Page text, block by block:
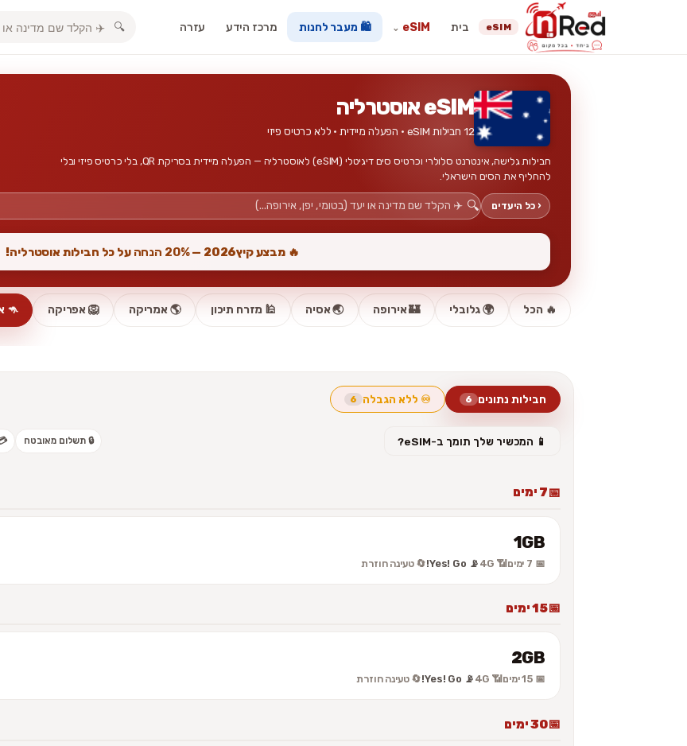
eSIM בית eSIM
⌄ 🛍️ מעבר לחנות מרכז הידע עזרה 🔍
eSIM אוסטרליה
12 חבילות eSIM · הפעלה מיידית · ללא כרטיס פיזי
חבילות גלישה, אינטרנט סלולרי וכרטיס סים דיגיטלי (eSIM) לאוסטרליה — הפעלה מיידית בסריקת QR, בלי כרטיס פיזי ובלי
להחליף את הסים הישראלי.
‹ כל היעדים 🔍
🔥 מבצע קיץ2026 — 20% הנחה על כל חבילות אוסטרליה!
🔥 הכל 🌍 גלובלי 🏰 אירופה 🌏 אסיה 🕌 מזרח תיכון 🌎 אמריקה 🦁 אפריקה 🦘
חבילות נתונים 6 ♾️ ללא הגבלה 6
📱 המכשיר שלך תומך ב-eSIM? 🔒 תשלום מאובטח
7 ימים
1GB
📅 7 ימים 📶 4G
📡 Yes! Go! 🔄 טעינה חוזרת
15 ימים
2GB
📅 15 ימים 📶 4G
📡 Yes! Go! 🔄 טעינה חוזרת
30 ימים